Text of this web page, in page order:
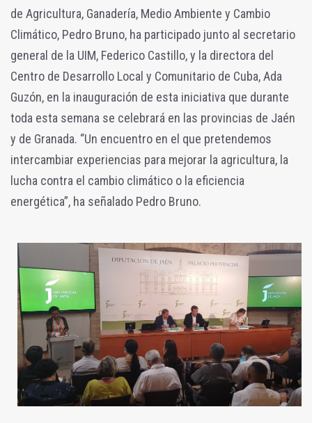
de Agricultura, Ganadería, Medio Ambiente y Cambio
Climático, Pedro Bruno, ha participado junto al secretario
general de la UIM, Federico Castillo, y la directora del
Centro de Desarrollo Local y Comunitario de Cuba, Ada
Guzón, en la inauguración de esta iniciativa que durante
toda esta semana se celebrará en las provincias de Jaén
y de Granada. “Un encuentro en el que pretendemos
intercambiar experiencias para mejorar la agricultura, la
lucha contra el cambio climático o la eficiencia
energética”, ha señalado Pedro Bruno.